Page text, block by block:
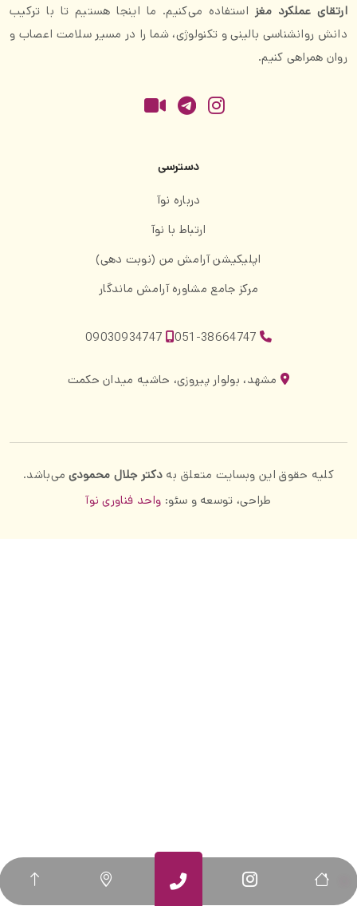
ارتقای عملکرد مغز استفاده می‌کنیم. ما اینجا هستیم تا با ترکیب
دانش روانشناسی بالینی و تکنولوژی، شما را در مسیر سلامت اعصاب و
روان همراهی کنیم.
دسترسی
درباره نوآ
ارتباط با نوآ
اپلیکیشن آرامش من (نوبت دهی)
مرکز جامع مشاوره آرامش ماندگار
مشهد، بولوار پیروزی، حاشیه میدان حکمت
کلیه حقوق این وبسایت متعلق بهدکتر جلال محمودیمی‌باشد.
طراحی، توسعه و سئو: واحد فناوری نوآ